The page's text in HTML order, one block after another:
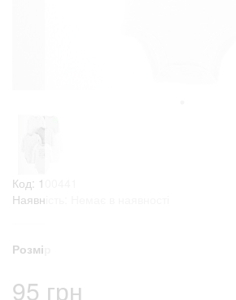
Код: 100441
Наявність: Немає в наявності
Розмір
95 грн